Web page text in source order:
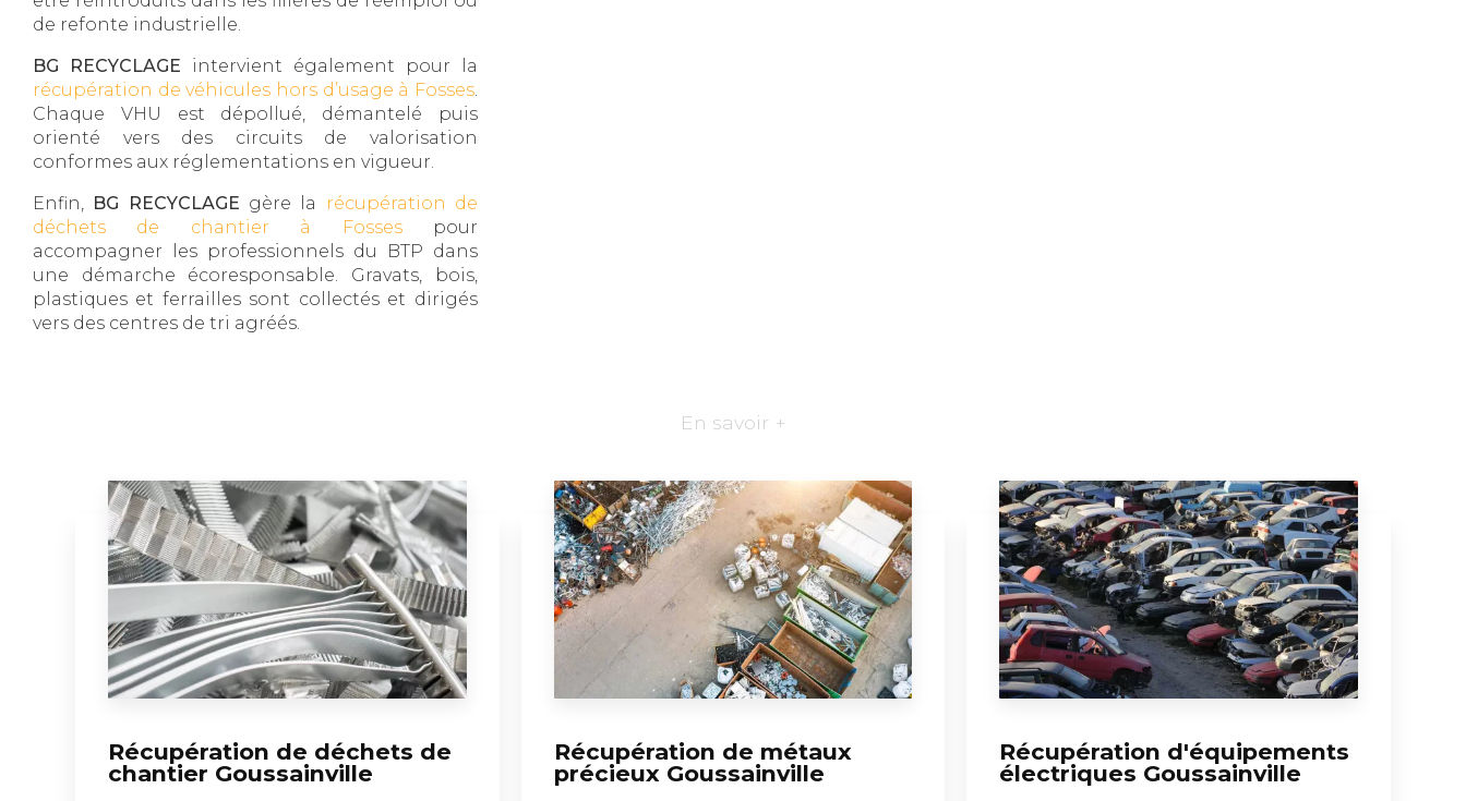
de refonte industrielle.
BG RECYCLAGE intervient également pour la
récupération de véhicules hors d’usage à Fosses.
Chaque VHU est dépollué, démantelé puis
orienté vers des circuits de valorisation
conformes aux réglementations en vigueur.
Enfin, BG RECYCLAGE gère la
récupération de
déchets de chantier à Fossespour
accompagner les professionnels du BTP dans
une démarche écoresponsable. Gravats, bois,
plastiques et ferrailles sont collectés et dirigés
vers des centres de tri agréés.
En savoir +
Récupération de déchets de
chantier Goussainville
Récupération de métaux
précieux Goussainville
Récupération d'équipements
électriques Goussainville